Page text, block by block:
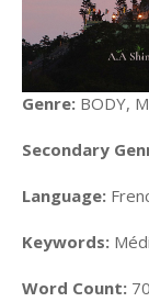
Genre: BODY,
Secondary
Language:
Keywords:
Word Count: